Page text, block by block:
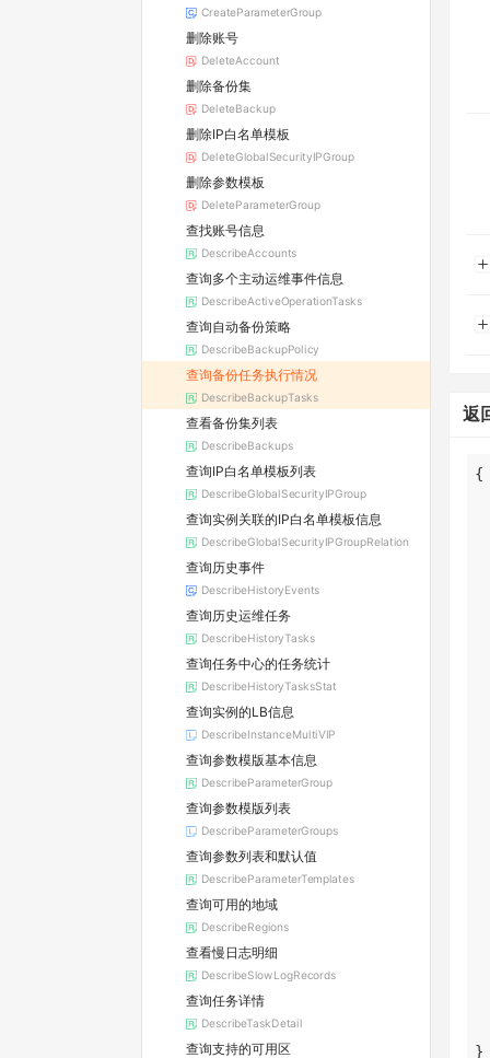
CreateParameterGroup
删除账号
DeleteAccount
删除备份集
DeleteBackup
删除IP白名单模板
DeleteGlobalSecurityIPGroup
删除参数模板
DeleteParameterGroup
查找账号信息
DescribeAccounts
查询多个主动运维事件信息
DescribeActiveOperationTasks
查询自动备份策略
DescribeBackupPolicy
查询备份任务执行情况
DescribeBackupTasks
查看备份集列表
DescribeBackups
查询IP白名单模板列表
DescribeGlobalSecurityIPGroup
查询实例关联的IP白名单模板信息
DescribeGlobalSecurityIPGroupRelation
查询历史事件
DescribeHistoryEvents
查询历史运维任务
DescribeHistoryTasks
查询任务中心的任务统计
DescribeHistoryTasksStat
查询实例的LB信息
DescribeInstanceMultiVIP
查询参数模版基本信息
DescribeParameterGroup
查询参数模版列表
DescribeParameterGroups
查询参数列表和默认值
DescribeParameterTemplates
查询可用的地域
DescribeRegions
查看慢日志明细
DescribeSlowLogRecords
查询任务详情
DescribeTaskDetail
查询支持的可用区
返
}